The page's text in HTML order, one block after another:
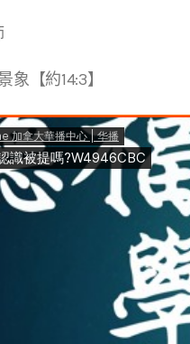
象【約14:3】